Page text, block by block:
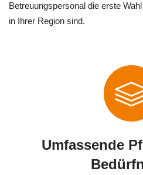
Betreuungspersonal die erste
in Ihrer Region sind.
Umfassende